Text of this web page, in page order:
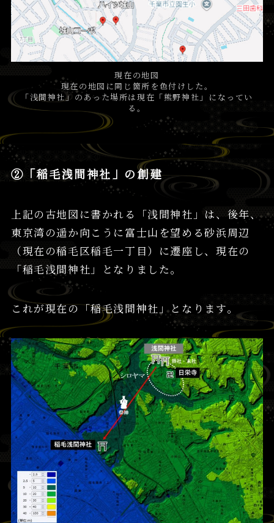
現在の地図
現在の地図に同じ箇所を色付けした。
「浅間神社」のあった場所は現在「熊野神社」になってい
る。
②「稲毛浅間神社」の創建
上記の古地図に書かれる「浅間神社」は、後年、
東京湾の遥か向こうに富士山を望める砂浜周辺
（現在の稲毛区稲毛一丁目）に遷座し、現在の
「稲毛浅間神社」となりました。
これが現在の「稲毛浅間神社」となります。